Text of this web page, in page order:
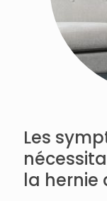
Les
la hernie